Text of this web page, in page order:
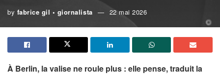
by fabrice gil • giornalista 22 mai 2026
À Berlin, la valise ne roule plus : elle pense, traduit la